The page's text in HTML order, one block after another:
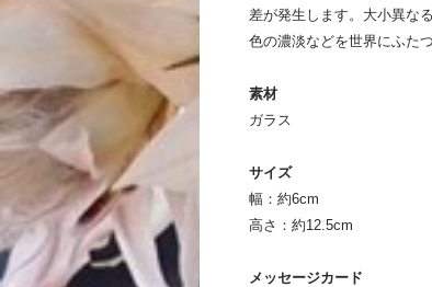
差が発生します。大小異な
色の濃淡などを世界にふた
素材
ガラス
サイズ
幅：約6cm
高さ：約12.5cm
メッセージカード